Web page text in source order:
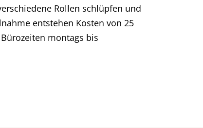
Rollen schlüpfen und
entstehen Kosten von 25
montags bis